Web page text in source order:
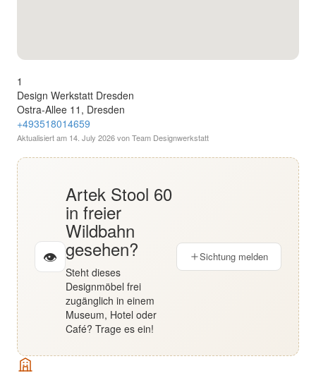
English
Deutsch
1
Design Werkstatt Dresden
Ostra-Allee 11, Dresden
+493518014659
Aktualisiert am 14. July 2026von Team Designwerkstatt
👁
Artek Stool 60
in freier
Wildbahn
gesehen?
Steht dieses
Designmöbel frei
zugänglich in einem
Museum, Hotel oder
Café? Trage es ein!
Sichtung melden